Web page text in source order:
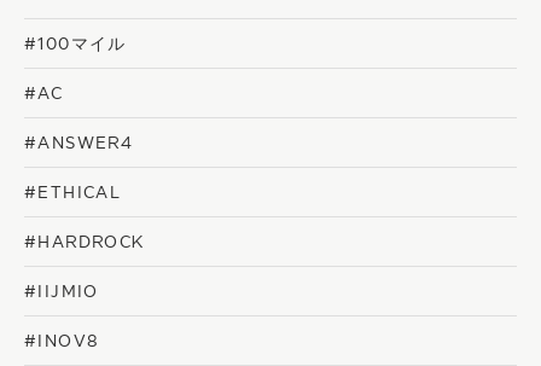
#100マイル
#AC
#ANSWER4
#ETHICAL
#HARDROCK
#IIJMIO
#INOV8